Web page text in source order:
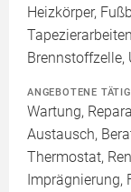
Heizkörper,
ANGEBOTENE
Wartung,
Austausch,
Thermostat,
Imprägnierung,